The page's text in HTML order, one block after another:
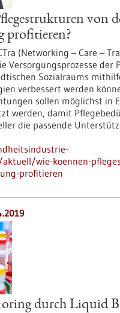
von
profitieren?
(Networking – Care –
Versorgungsprozesse der
Sozialraums
verbessert werden
sollen möglichst in
werden, damit
die passende
wie-koennen-
profitieren
durch Liquid